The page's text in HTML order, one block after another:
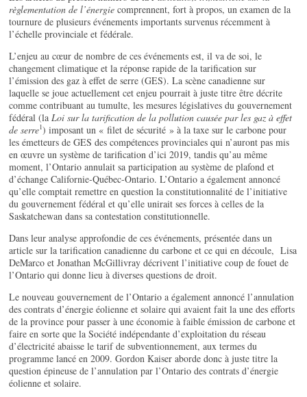
règlementation de l’énergiecomprennent, fort à propos, un examen de la
tournure de plusieurs événements importants survenus récemment à
l’échelle provinciale et fédérale.
L’enjeu au cœur de nombre de ces événements est, il va de soi, le
changement climatique et la réponse rapide de la tarification sur
l’émission des gaz à effet de serre (GES). La scène canadienne sur
laquelle se joue actuellement cet enjeu pourrait à juste titre être décrite
comme contribuant au tumulte, les mesures législatives du gouvernement
fédéral (la Loi sur la tarification de la pollution causée par les gaz à effet
de serre1) imposant un « filet de sécurité » à la taxe sur le carbone pour
les émetteurs de GES des compétences provinciales qui n’auront pas mis
en œuvre un système de tarification d’ici 2019, tandis qu’au même
moment, l’Ontario annulait sa participation au système de plafond et
d’échange Californie-Québec-Ontario. L’Ontario a également annoncé
qu’elle comptait remettre en question la constitutionnalité de l’initiative
du gouvernement fédéral et qu’elle unirait ses forces à celles de la
Saskatchewan dans sa contestation constitutionnelle.
Dans leur analyse approfondie de ces événements, présentée dans un
article sur la tarification canadienne du carbone et ce qui en découle, Lisa
DeMarco et Jonathan McGillivray décrivent l’initiative coup de fouet de
l’Ontario qui donne lieu à diverses questions de droit.
Le nouveau gouvernement de l’Ontario a également annoncé l’annulation
des contrats d’énergie éolienne et solaire qui avaient fait la une des efforts
de la province pour passer à une économie à faible émission de carbone et
faire en sorte que la Société indépendante d’exploitation du réseau
d’électricité abaisse le tarif de subventionnement, aux termes du
programme lancé en 2009. Gordon Kaiser aborde donc à juste titre la
question épineuse de l’annulation par l’Ontario des contrats d’énergie
éolienne et solaire.